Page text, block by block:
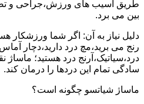
طریق اسیب های ورزش،جراحی و
بین می برد.
دلیل نیاز به آن: اگر شما ورزشکار
رنج می برید،مچ درد دارید،دچار
درد،سیاتیک،آرنج درد هستید؛
سادگی تمام این دردها را درمان کند.
ماساژ شیاتسو چگونه است؟